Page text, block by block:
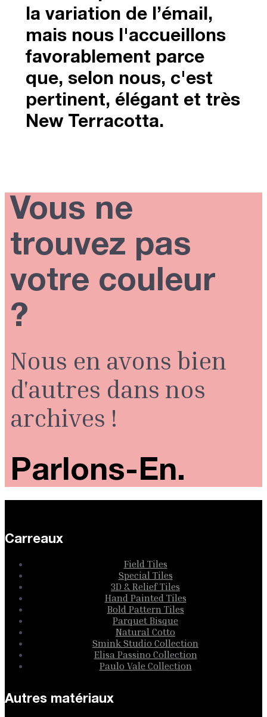
la variation de l’émail,
mais nous l'accueillons
favorablement parce
que, selon nous, c'est
pertinent, élégant et très
New Terracotta.
Vous ne
trouvez pas
votre couleur
?
Nous en avons bien
d'autres dans nos
archives !
Parlons-En.
Carreaux
Field Tiles
Special Tiles
3D & Relief Tiles
Hand Painted Tiles
Bold Pattern Tiles
Parquet Bisque
Natural Cotto
Smink Studio Collection
Elisa Passino Collection
Paulo Vale Collection
Autres matériaux